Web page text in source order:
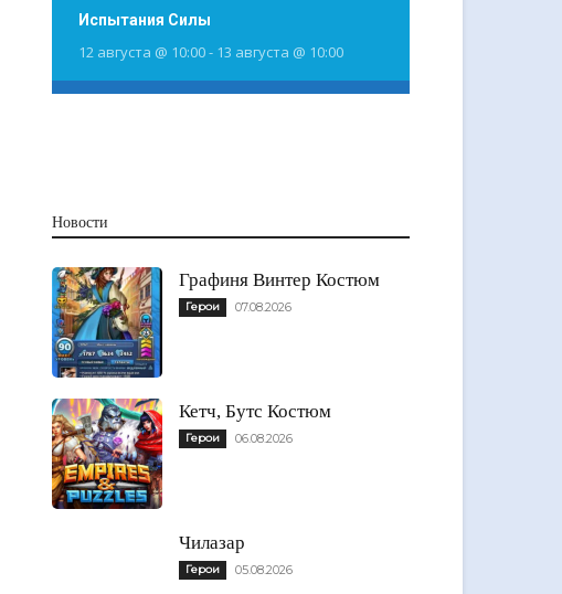
Испытания Силы
12 августа @ 10:00- 13 августа @ 10:00
Новости
Графиня Винтер Костюм
Герои 07.08.2026
Кетч, Бутс Костюм
Герои 06.08.2026
Чилазар
Герои 05.08.2026